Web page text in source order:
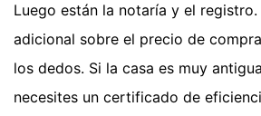
Luego están la notaría y el registro.
adicional sobre el precio de
los dedos. Si la casa es muy
necesites un certificado de